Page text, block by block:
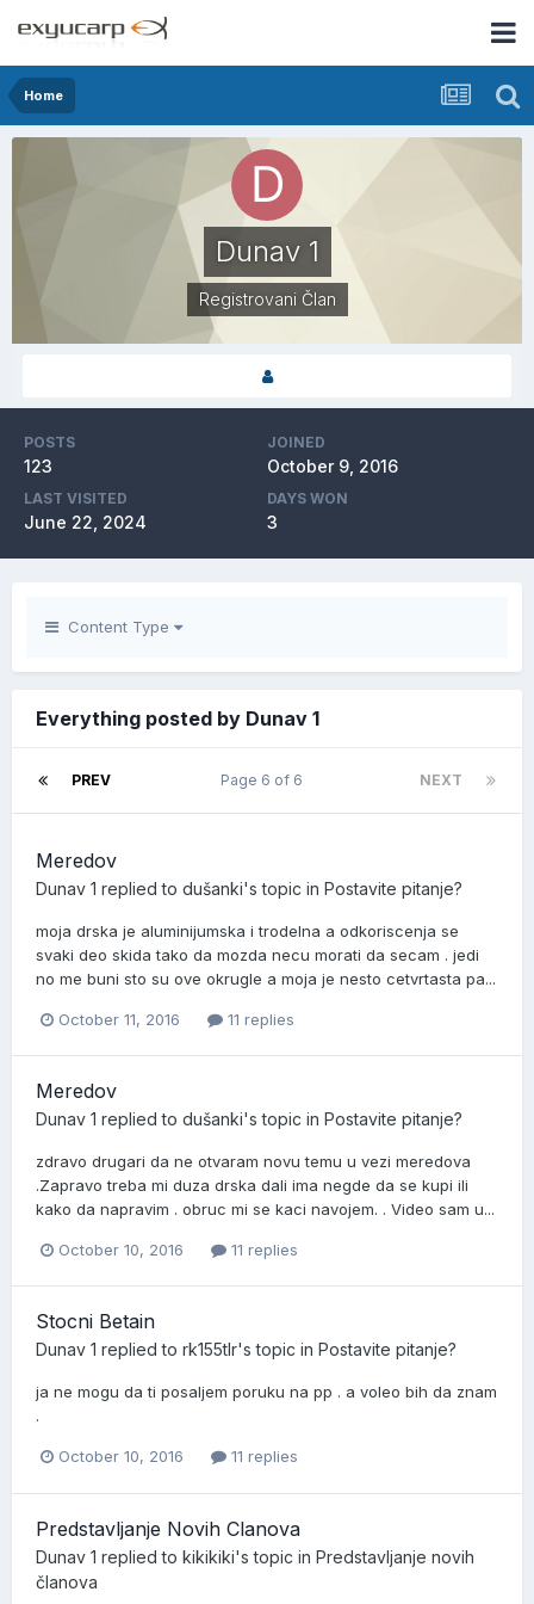
Home
Dunav 1
Registrovani Član
POSTS
123
JOINED
October 9, 2016
LAST VISITED
June 22, 2024
DAYS WON
3
Content Type
Everything posted by Dunav 1
PREV NEXT
Page 6 of 6
Meredov
Dunav 1 replied to dušanki's topic in Postavite pitanje?
moja drska je aluminijumska i trodelna a odkoriscenja se
svaki deo skida tako da mozda necu morati da secam . jedi
no me buni sto su ove okrugle a moja je nesto cetvrtasta pa...
October 11, 2016 11 replies
Meredov
Dunav 1 replied to dušanki's topic in Postavite pitanje?
zdravo drugari da ne otvaram novu temu u vezi meredova
.Zapravo treba mi duza drska dali ima negde da se kupi ili
kako da napravim . obruc mi se kaci navojem. . Video sam u...
October 10, 2016 11 replies
Stocni Betain
Dunav 1 replied to rk155tlr's topic in Postavite pitanje?
ja ne mogu da ti posaljem poruku na pp . a voleo bih da znam
.
October 10, 2016 11 replies
Predstavljanje Novih Clanova
Dunav 1 replied to kikikiki's topic in Predstavljanje novih
članova